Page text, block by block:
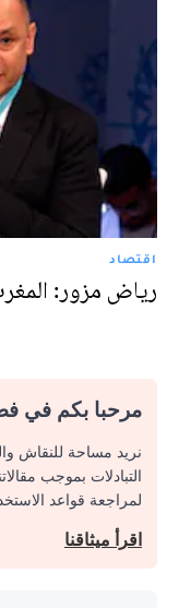
اقتصاد
رياض مزور:
مرحبا بكم في
نريد مساحة للنقاش
التبادلات بموجب
لمراجعة قواعد
اقرأ ميثاقنا